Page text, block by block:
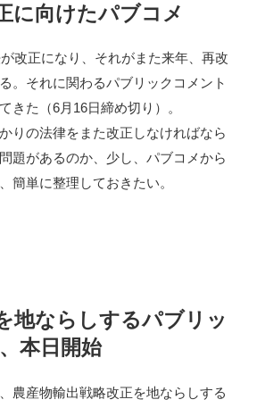
に向けたパブコメ
改正になり、それがまた来年、再改
。それに関わるパブリックコメント
きた（6月16日締め切り）。
りの法律をまた改正しなければなら
題があるのか、少し、パブコメから
簡単に整理しておきたい。
地ならしするパブリッ
本日開始
産物輸出戦略改正を地ならしする